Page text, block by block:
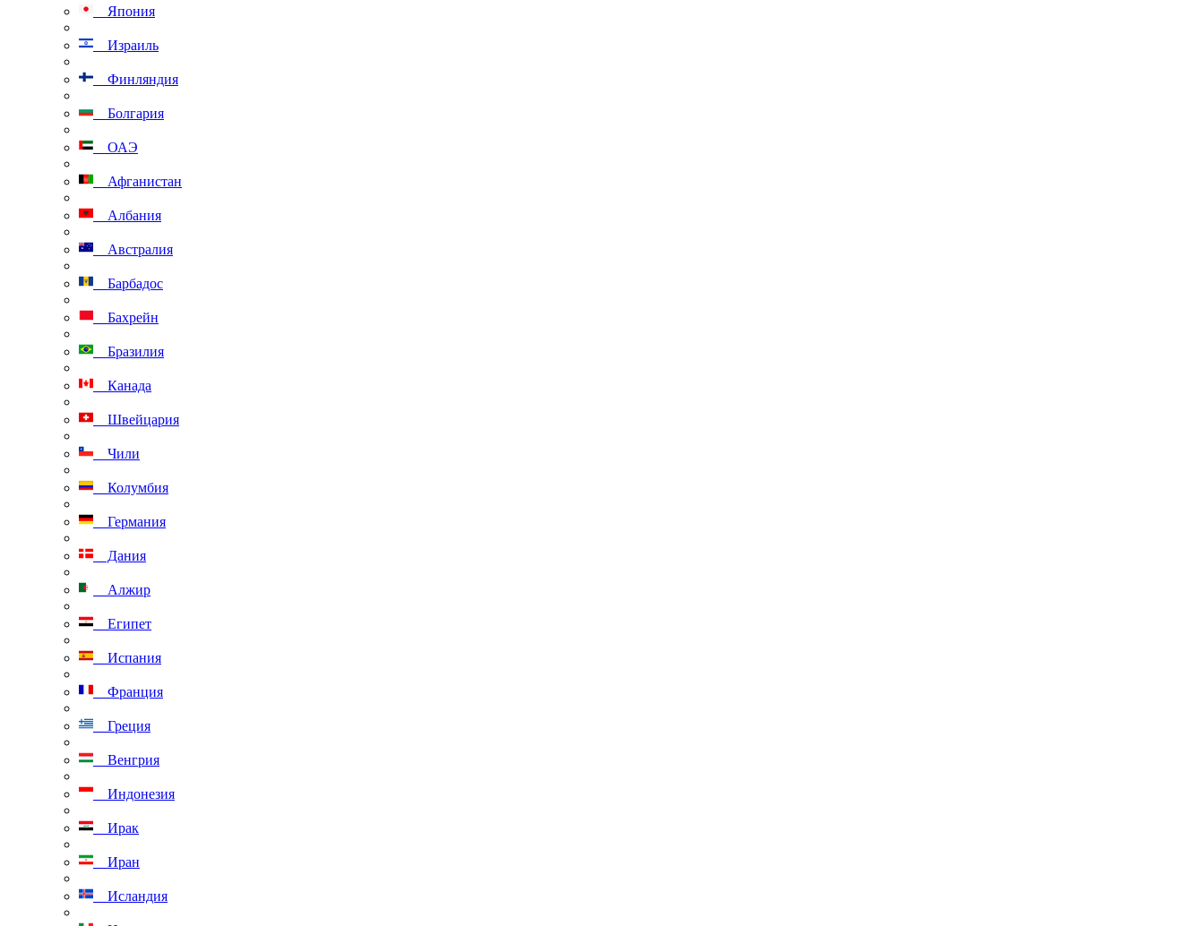
Япония
Израиль
Финляндия
Болгария
ОАЭ
Афганистан
Албания
Австралия
Барбадос
Бахрейн
Бразилия
Канада
Швейцария
Чили
Колумбия
Германия
Дания
Алжир
Египет
Испания
Франция
Греция
Венгрия
Индонезия
Ирак
Иран
Исландия